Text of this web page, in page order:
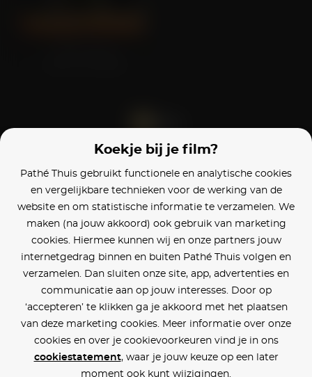
Koekje bij je film?
Pathé Thuis gebruikt functionele en analytische cookies
en vergelijkbare technieken voor de werking van de
website en om statistische informatie te verzamelen. We
maken (na jouw akkoord) ook gebruik van marketing
cookies. Hiermee kunnen wij en onze partners jouw
internetgedrag binnen en buiten Pathé Thuis volgen en
verzamelen. Dan sluiten onze site, app, advertenties en
communicatie aan op jouw interesses. Door op
‘accepteren’ te klikken ga je akkoord met het plaatsen
van deze marketing cookies. Meer informatie over onze
cookies en over je cookievoorkeuren vind je in ons
cookiestatement, waar je jouw keuze op een later
moment ook kunt wijzigingen.
Klantenservice
Betaalinstellingen
Cookie voorkeuren
Over Pathé Thuis
Bioscopen
CVD